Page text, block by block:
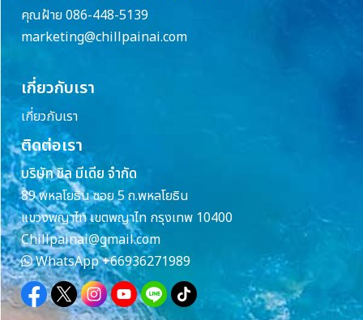
คุณฝ้าย 086-448-5139
marketing@chillpainai.com
เกี่ยวกับเรา
เกี่ยวกับเรา
ติดต่อเรา
บริษัท ชิล มีเดีย จำกัด
89 พหลโยธิน ซอย 5 ถ.พหลโยธิน
แขวงพญาไท เขตพญาไท กรุงเทพ 10400
Chillpainai@gmail.com
WhatsApp+66936271989